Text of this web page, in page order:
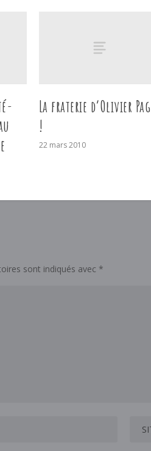
La fraterie d’Olivier
!
22 mars 2010
sont indiqués avec *